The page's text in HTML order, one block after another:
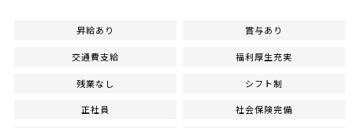
昇給あり 賞与あり
交通費支給 福利厚生充実
残業なし シフト制
正社員 社会保険完備